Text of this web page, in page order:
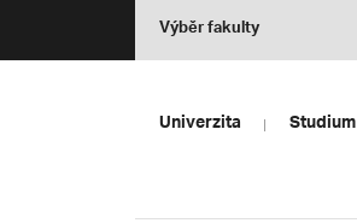
Výběr fakulty
Univerzita Studium